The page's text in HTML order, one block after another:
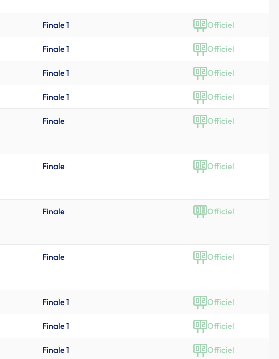
Finale 1 Officiel
Finale 1 Officiel
Finale 1 Officiel
Finale 1 Officiel
Finale Officiel
Finale Officiel
Finale Officiel
Finale Officiel
Finale 1 Officiel
Finale 1 Officiel
Finale 1 Officiel